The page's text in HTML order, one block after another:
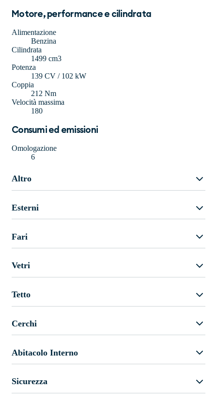
Motore, performance e cilindrata
Alimentazione
Benzina
Cilindrata
1499 cm3
Potenza
139 CV / 102 kW
Coppia
212 Nm
Velocità massima
180
Consumi ed emissioni
Omologazione
6
Altro
Esterni
Fari
Vetri
Tetto
Cerchi
Abitacolo Interno
Sicurezza